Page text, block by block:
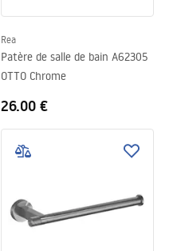
Rea
Patère de salle de bain A62305
OTTO Chrome
26.00 €